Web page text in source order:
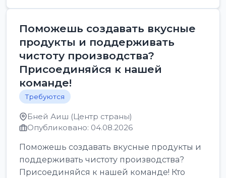
Поможешь создавать вкусные
продукты и поддерживать
чистоту производства?
Присоединяйся к нашей
команде!
Требуются
Бней Аиш (Центр страны)
Опубликовано: 04.08.2026
Поможешь создавать вкусные продукты и
поддерживать чистоту производства?
Присоединяйся к нашей команде! Кто